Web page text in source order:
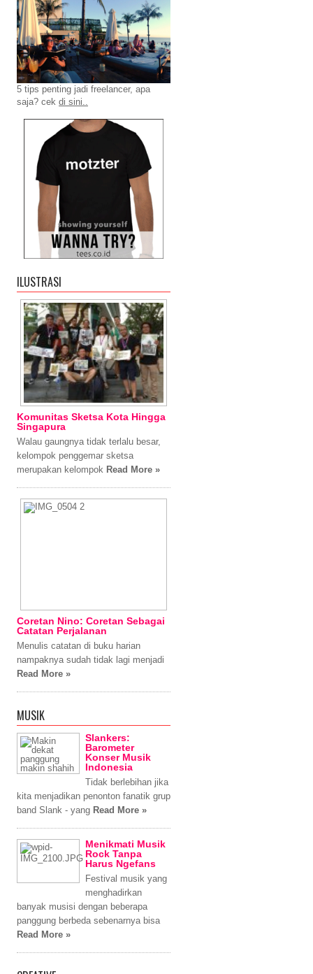
5 tips penting jadi freelancer, apa
saja? cek di sini..
ILUSTRASI
Komunitas Sketsa Kota Hingga
Singapura
Walau gaungnya tidak terlalu besar,
kelompok penggemar sketsa
merupakan kelompok Read More »
Coretan Nino: Coretan Sebagai
Catatan Perjalanan
Menulis catatan di buku harian
nampaknya sudah tidak lagi menjadi
Read More »
MUSIK
Slankers:
Barometer
Konser Musik
Indonesia
Tidak berlebihan jika
kita menjadikan penonton fanatik grup
band Slank - yang Read More »
Menikmati Musik
Rock Tanpa
Harus Ngefans
Festival musik yang
menghadirkan
banyak musisi dengan beberapa
panggung berbeda sebenarnya bisa
Read More »